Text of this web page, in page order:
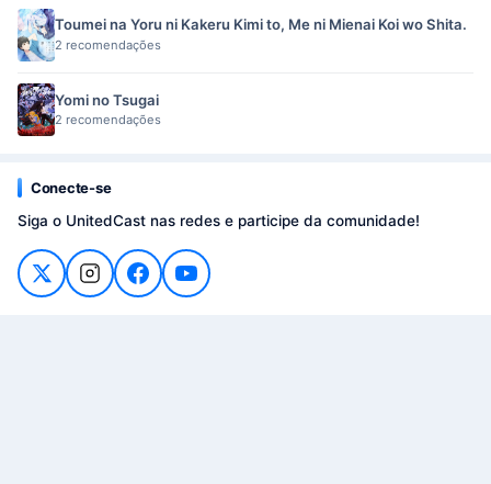
Toumei na Yoru ni Kakeru Kimi to, Me ni Mienai Koi wo Shita.
2 recomendações
Yomi no Tsugai
2 recomendações
Conecte-se
Siga o UnitedCast nas redes e participe da comunidade!